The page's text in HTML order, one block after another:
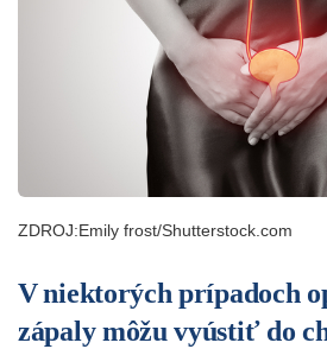
ZDROJ:Emily frost/Shutterstock.com
V niektorých prípadoch
zápaly môžu vyústiť do